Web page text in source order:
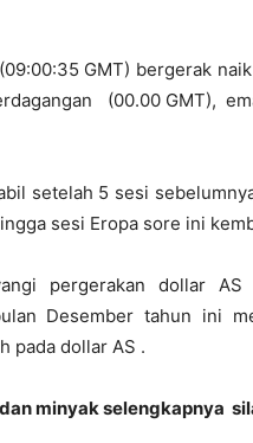
GMT) bergerak
(00.00 GMT),
setelah 5 sesi
sesi Eropa sore ini
pergerakan dollar
Desember tahun ini
pada dollar AS .
minyak selengkapnya